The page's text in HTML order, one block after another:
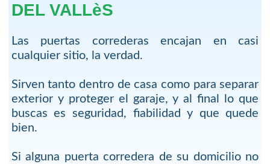
DEL VALLèS
Las puertas correderas encajan en casi
cualquier sitio, la verdad.
Sirven tanto dentro de casa como para separar
exterior y proteger el garaje, y al final lo que
buscas es seguridad, fiabilidad y que quede
bien.
Si alguna puerta corredera de su domicilio no